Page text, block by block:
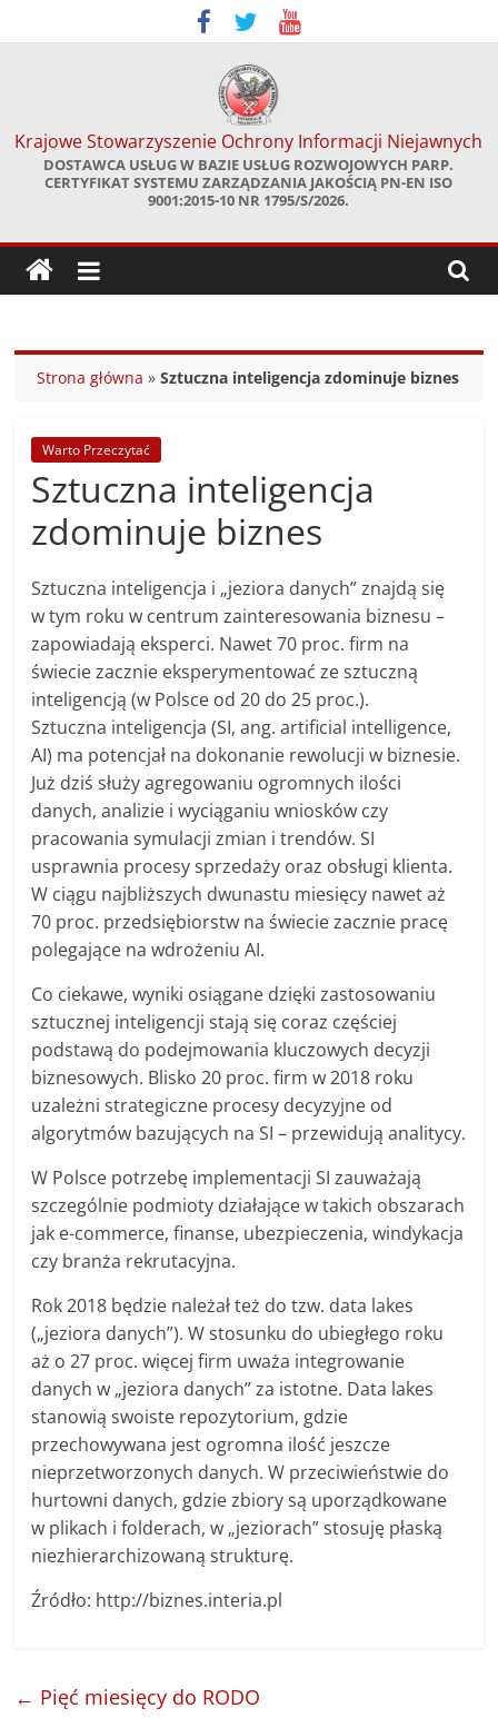
to
Krajowe Stowarzyszenie Ochrony Informacji Niejawnych
DOSTAWCA USŁUG W BAZIE USŁUG ROZWOJOWYCH PARP.
CERTYFIKAT SYSTEMU ZARZĄDZANIA JAKOŚCIĄ PN-EN ISO
9001:2015-10 NR 1795/S/2026.
Strona główna »Sztuczna inteligencja zdominuje biznes
Warto Przeczytać
Sztuczna inteligencja
zdominuje biznes
Sztuczna inteligencja i „jeziora danych” znajdą się
w tym roku w centrum zainteresowania biznesu –
zapowiadają eksperci. Nawet 70 proc. firm na
świecie zacznie eksperymentować ze sztuczną
inteligencją (w Polsce od 20 do 25 proc.).
Sztuczna inteligencja (SI, ang. artificial intelligence,
AI) ma potencjał na dokonanie rewolucji w biznesie.
Już dziś służy agregowaniu ogromnych ilości
danych, analizie i wyciąganiu wniosków czy
pracowania symulacji zmian i trendów. SI
usprawnia procesy sprzedaży oraz obsługi klienta.
W ciągu najbliższych dwunastu miesięcy nawet aż
70 proc. przedsiębiorstw naświeciezacznie pracę
polegające na wdrożeniu AI.
Co ciekawe, wyniki osiągane dzięki zastosowaniu
sztucznej inteligencji stają się coraz częściej
podstawą do podejmowania kluczowych decyzji
biznesowych. Blisko 20 proc. firm w 2018 roku
uzależni strategiczne procesy decyzyjne od
algorytmów bazujących na SI – przewidują analitycy.
W Polsce potrzebę implementacji SI zauważają
szczególnie podmioty działające w takich obszarach
jak e-commerce, finanse, ubezpieczenia, windykacja
czy branża rekrutacyjna.
Rok 2018 będzie należał też do tzw. data lakes
(„jeziora danych”). W stosunku do ubiegłego roku
aż o 27 proc. więcej firm uważa integrowanie
danych w „jeziora danych” za istotne. Data lakes
stanowią swoiste repozytorium, gdzie
przechowywana jest ogromna ilość jeszcze
nieprzetworzonych danych. W przeciwieństwie do
hurtowni danych, gdzie zbiory są uporządkowane
w plikach i folderach, w „jeziorach” stosuję płaską
niezhierarchizowaną strukturę.
Źródło: http://biznes.interia.pl
← Pięć miesięcy do RODO